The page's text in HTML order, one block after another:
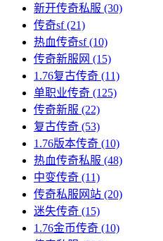
新开传奇私服 (30)
传奇sf(21)
热血传奇sf(10)
传奇新服网 (15)
1.76复古传奇 (11)
单职业传奇 (125)
传奇新服 (22)
复古传奇 (53)
1.76版本传奇 (10)
热血传奇私服 (48)
中变传奇 (11)
传奇私服网站 (20)
迷失传奇 (15)
1.76金币传奇 (10)